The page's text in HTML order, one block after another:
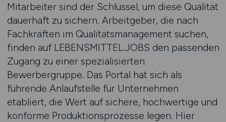
Mitarbeiter sind der Schlüssel, um diese Qualität
dauerhaft zu sichern. Arbeitgeber, die nach
Fachkräften im Qualitätsmanagement suchen,
finden auf LEBENSMITTEL.JOBS den passenden
Zugang zu einer spezialisierten
Bewerbergruppe. Das Portal hat sich als
führende Anlaufstelle für Unternehmen
etabliert, die Wert auf sichere, hochwertige und
konforme Produktionsprozesse legen. Hier